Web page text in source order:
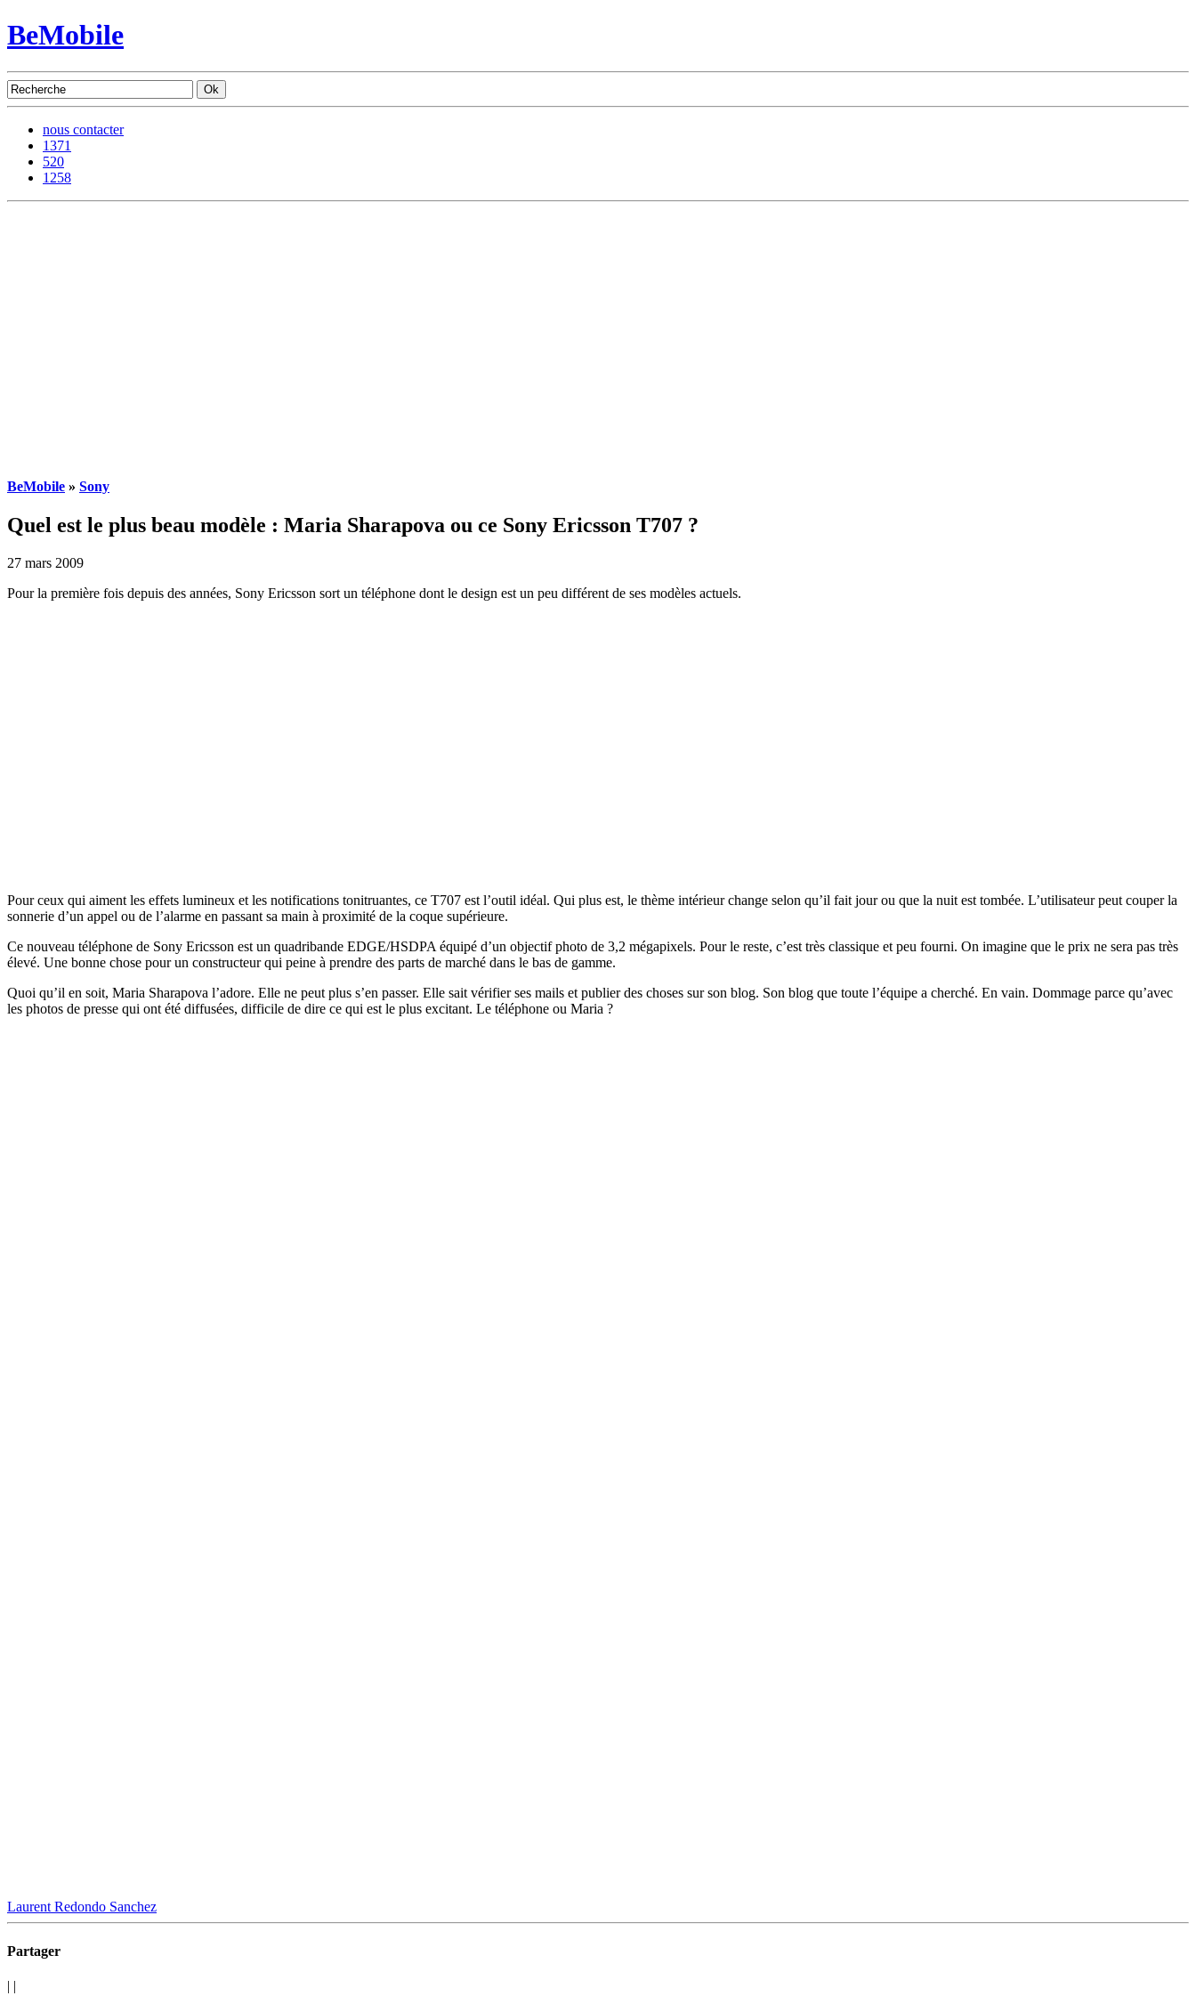
BeMobile
nous contacter
1371
520
1258
BeMobile » Sony
Quel est le plus beau modèle : Maria Sharapova ou ce Sony Ericsson T707 ?
27 mars 2009
Pour la première fois depuis des années, Sony Ericsson sort un téléphone dont le design est un peu différent de ses modèles actuels.
Pour ceux qui aiment les effets lumineux et les notifications tonitruantes, ce T707 est l’outil idéal. Qui plus est, le thème intérieur change selon qu’il fait jour ou que la nuit est tombée. L’utilisateur peut couper la
sonnerie d’un appel ou de l’alarme en passant sa main à proximité de la coque supérieure.
Ce nouveau téléphone de Sony Ericsson est un quadribande EDGE/HSDPA équipé d’un objectif photo de 3,2 mégapixels. Pour le reste, c’est très classique et peu fourni. On imagine que le prix ne sera pas très
élevé. Une bonne chose pour un constructeur qui peine à prendre des parts de marché dans le bas de gamme.
Quoi qu’il en soit, Maria Sharapova l’adore. Elle ne peut plus s’en passer. Elle sait vérifier ses mails et publier des choses sur son blog. Son blog que toute l’équipe a cherché. En vain. Dommage parce qu’avec
les photos de presse qui ont été diffusées, difficile de dire ce qui est le plus excitant. Le téléphone ou Maria ?
Laurent Redondo Sanchez
Partager
| |